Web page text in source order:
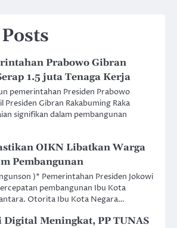
Prabowo Gibran
1.5 juta Tenaga Kerja
pemerintahan Presiden Prabowo
Presiden Gibran Rakabuming Raka
signifikan dalam pembangunan
OIKN Libatkan Warga
Pembangunan
)* Pemerintahan Presiden Jokowi
pembangunan Ibu Kota
Otorita Ibu Kota Negara…
Meningkat, PP TUNAS